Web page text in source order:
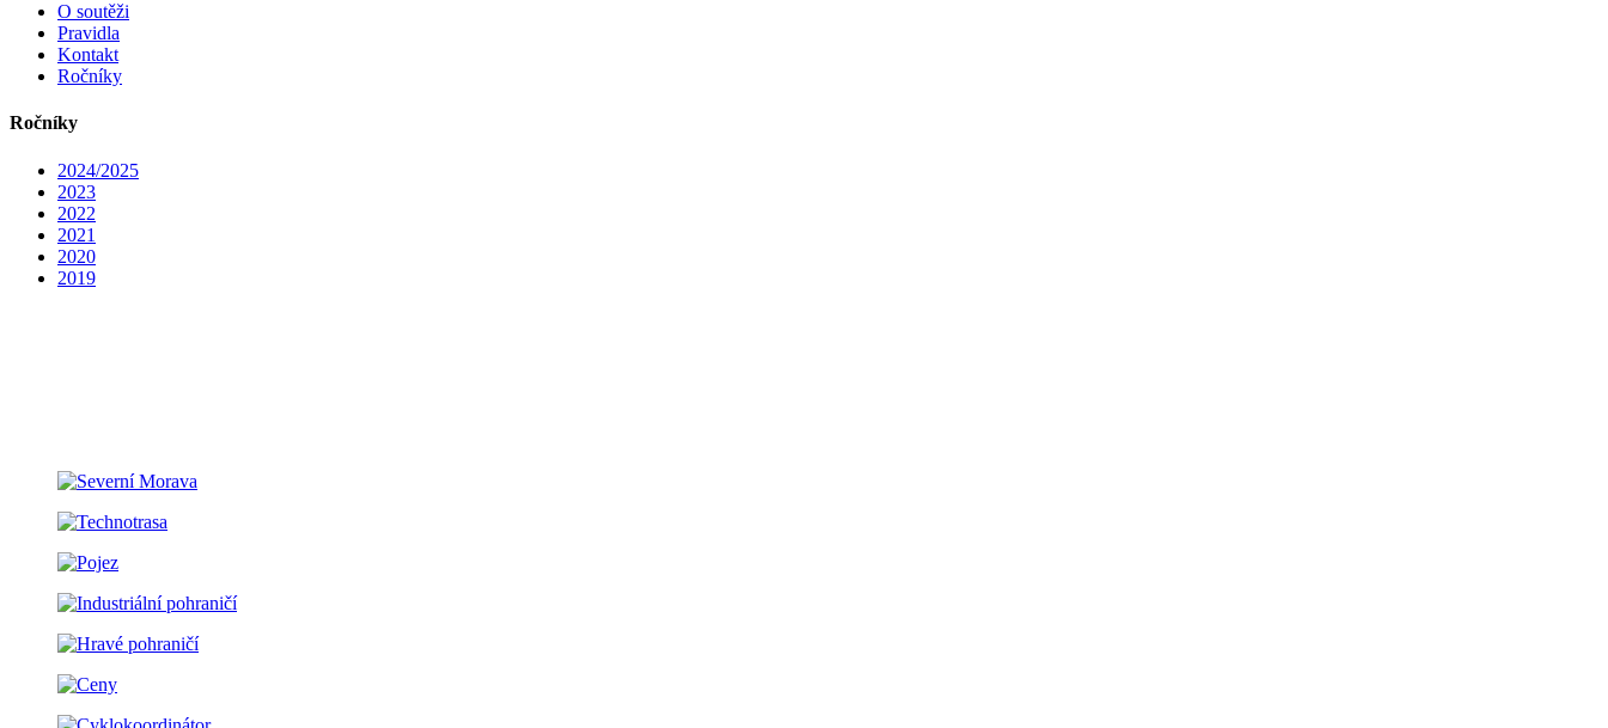
O soutěži
Pravidla
Kontakt
Ročníky
Ročníky
2024/2025
2023
2022
2021
2020
2019